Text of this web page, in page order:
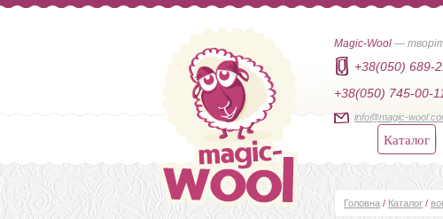
Magic-Wool —
+38(050) 689-
+38(050) 745-00-
info@magic-
Каталог
Головна / Каталог /